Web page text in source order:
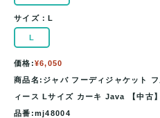
サイズ：L
L
価格:¥6,050
商品名:ジャバ フーディジャケット
ィース Lサイズ カーキ Java 【中古】
品番:mj48004